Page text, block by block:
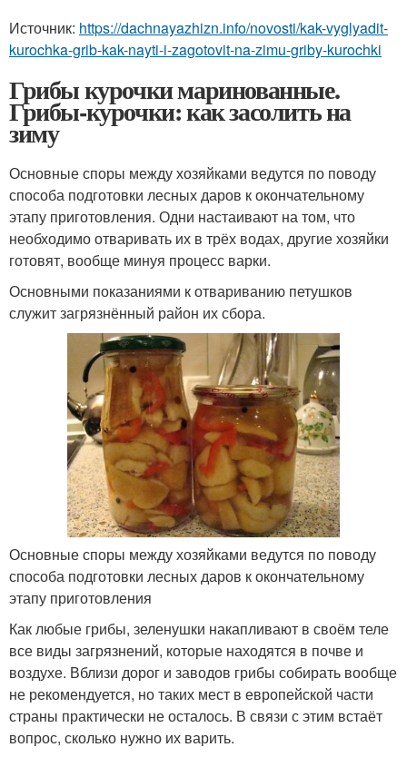
Источник: https://dachnayazhizn.info/novosti/kak-vyglyadit-
kurochka-grib-kak-nayti-i-zagotovit-na-zimu-griby-kurochki
Грибы курочки маринованные.
Грибы-курочки: как засолить на
зиму
Основные споры между хозяйками ведутся по поводу
способа подготовки лесных даров к окончательному
этапу приготовления. Одни настаивают на том, что
необходимо отваривать их в трёх водах, другие хозяйки
готовят, вообще минуя процесс варки.
Основными показаниями к отвариванию петушков
служит загрязнённый район их сбора.
Основные споры между хозяйками ведутся по поводу
способа подготовки лесных даров к окончательному
этапу приготовления
Как любые грибы, зеленушки накапливают в своём теле
все виды загрязнений, которые находятся в почве и
воздухе. Вблизи дорог и заводов грибы собирать вообще
не рекомендуется, но таких мест в европейской части
страны практически не осталось. В связи с этим встаёт
вопрос, сколько нужно их варить.